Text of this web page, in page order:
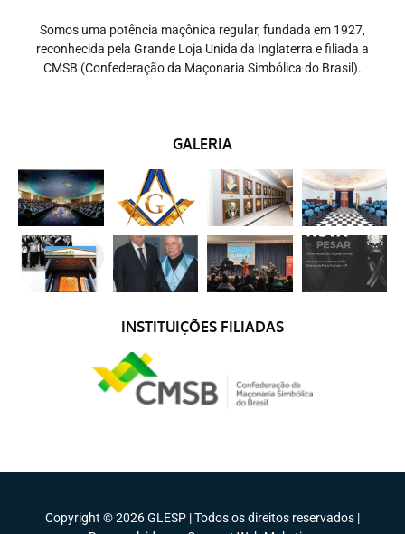
Somos uma potência maçônica regular, fundada em 1927,
reconhecida pela Grande Loja Unida da Inglaterra e filiada a
CMSB (Confederação da Maçonaria Simbólica do Brasil).
GALERIA
INSTITUIÇÕES FILIADAS
Copyright © 2026 GLESP | Todos os direitos reservados |